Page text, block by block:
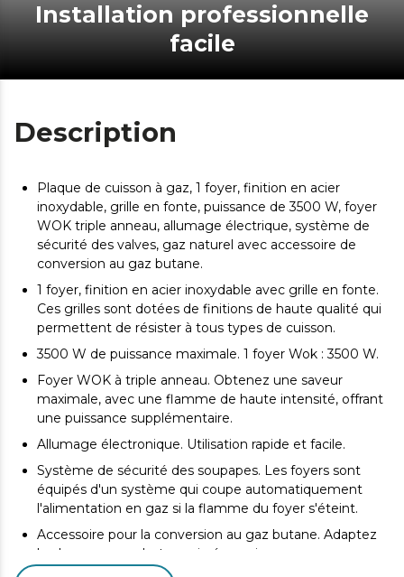
Installation professionnelle
facile
Description
Plaque de cuisson à gaz, 1 foyer, finition en acier
inoxydable, grille en fonte, puissance de 3500 W, foyer
WOK triple anneau, allumage électrique, système de
sécurité des valves, gaz naturel avec accessoire de
conversion au gaz butane.
1 foyer, finition en acier inoxydable avec grille en fonte.
Ces grilles sont dotées de finitions de haute qualité qui
permettent de résister à tous types de cuisson.
3500 W de puissance maximale. 1 foyer Wok : 3500 W.
Foyer WOK à triple anneau. Obtenez une saveur
maximale, avec une flamme de haute intensité, offrant
une puissance supplémentaire.
Allumage électronique. Utilisation rapide et facile.
Système de sécurité des soupapes. Les foyers sont
équipés d'un système qui coupe automatiquement
l'alimentation en gaz si la flamme du foyer s'éteint.
Accessoire pour la conversion au gaz butane. Adaptez
la plaque au gaz butane si nécessaire.